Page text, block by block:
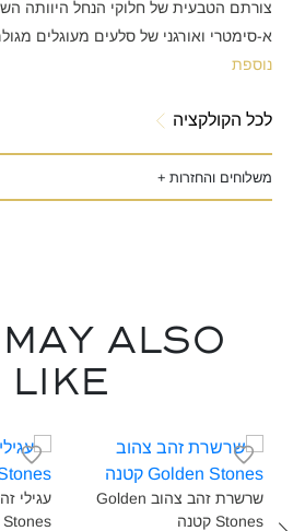
צורתם הטבעית של חלוקי הנחל היוותה
א-סימטרי ואורגני של סלעים מעוגלים
נוספת
לכל הקולקציה
משלוחים והחזרות +
also
like
שרשרת זהב צהוב Golden
Stones קטנה‎
Stones קטנים‎